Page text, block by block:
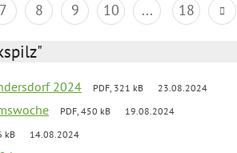
7 8 9 10 ... 18
2024 PDF, 321 kB 23.08.2024
PDF, 450 kB 19.08.2024
kB 14.08.2024